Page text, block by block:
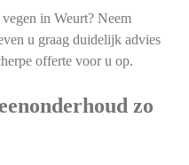
in Weurt? Neem
u graag duidelijk advies
offerte voor u op.
zo